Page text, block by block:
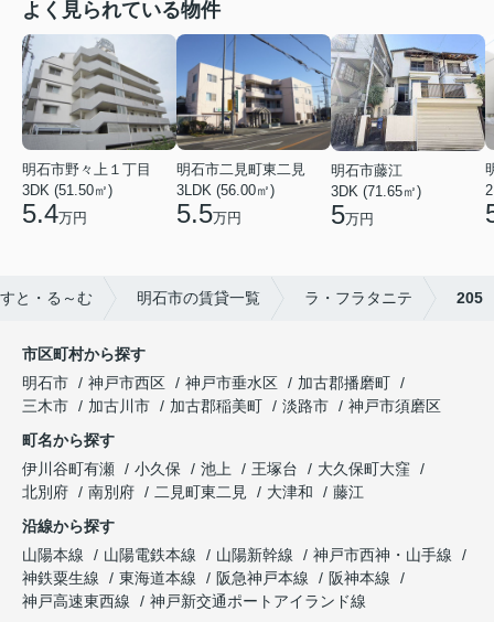
よく見られている物件
明石市野々上１丁目
3DK (51.50㎡)
5.4万円
明石市二見町東二見
3LDK (56.00㎡)
5.5万円
明石市藤江
3DK (71.65㎡)
5万円
と・る～む 明石市の賃貸一覧 ラ・フラタニテ 205
市区町村から探す
明石市
神戸市西区 神戸市垂水区
加古郡播磨町
三木市
加古川市 加古郡稲美町 淡路市
神戸市須磨区
町名から探す
伊川谷町有瀬
小久保 池上 王塚台
大久保町大窪
北別府
南別府 二見町東二見 大津和
藤江
沿線から探す
山陽本線
山陽電鉄本線 山陽新幹線
神戸市西神・山手線
神鉄粟生線
東海道本線 阪急神戸本線
阪神本線
神戸高速東西線
神戸新交通ポートアイランド線